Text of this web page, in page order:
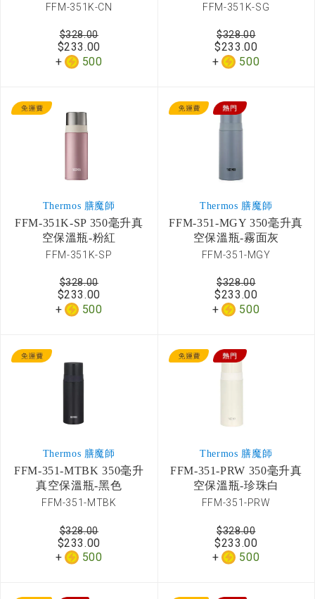
FFM-351K-CN
$233.00
500
$328.00
FFM-351K-SG
$233.00
500
$328.00
Thermos 膳魔師
FFM-351K-SP 350毫升真
空保溫瓶-粉紅
FFM-351K-SP
$233.00
500
$328.00
Thermos 膳魔師
FFM-351-MGY 350毫升真
空保溫瓶-霧面灰
FFM-351-MGY
$233.00
500
$328.00
Thermos 膳魔師
FFM-351-MTBK 350毫升
真空保溫瓶-黑色
FFM-351-MTBK
$233.00
500
$328.00
Thermos 膳魔師
FFM-351-PRW 350毫升真
空保溫瓶-珍珠白
FFM-351-PRW
$233.00
500
$328.00